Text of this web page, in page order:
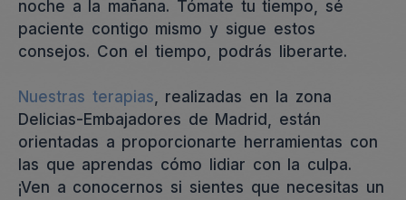
noche a la mañana. Tómate tu tiempo, sé
paciente contigo mismo y sigue estos
consejos. Con el tiempo, podrás liberarte.
Nuestras terapias, realizadas en la zona
Delicias-Embajadores de Madrid, están
orientadas a proporcionarte herramientas con
las que aprendas cómo lidiar con la culpa.
¡Ven a conocernos si sientes que necesitas un